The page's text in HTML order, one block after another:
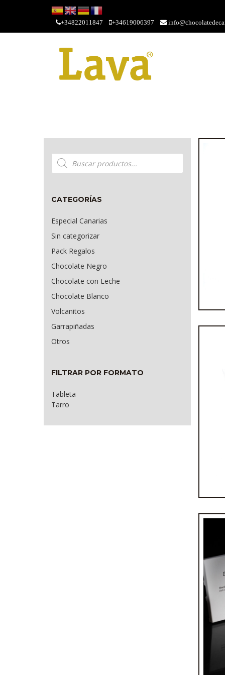
+34822011847 +34619006397
Búsqueda
de
productos
CATEGORÍAS
Especial Canarias
Sin categorizar
Pack Regalos
Chocolate Negro
Chocolate con Leche
Chocolate Blanco
Volcanitos
Garrapiñadas
Otros
FILTRAR POR FORMATO
Tableta
Tarro